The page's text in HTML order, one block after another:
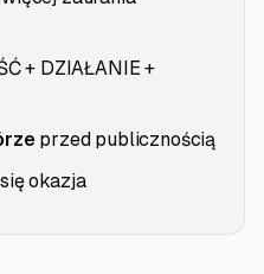
+ DZIAŁANIE +
przed publicznością
okazja